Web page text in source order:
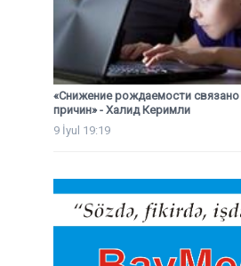
«Снижение рождаемости
причин» - Халид Керимли
9 İyul 19:19